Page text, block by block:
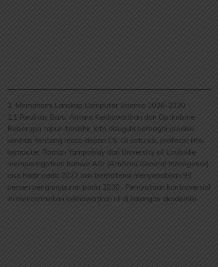
2. Memahami Lanskap Computer Science 2026-2030
2.1 Realitas Baru: Antara Kekhawatiran dan Optimisme
Beberapa tahun terakhir, kita disuguhi berbagai prediksi
kontras tentang masa depan CS. Di satu sisi, profesor ilmu
komputer Roman Yampolskiy dari University of Louisville
memperingatkan bahwa AGI (Artificial General Intelligence)
bisa hadir pada 2027 dan berpotensi menyebabkan 99
persen pengangguran pada 2030 . Pernyataan kontroversial
ini mencerminkan kekhawatiran riil di kalangan akademisi.